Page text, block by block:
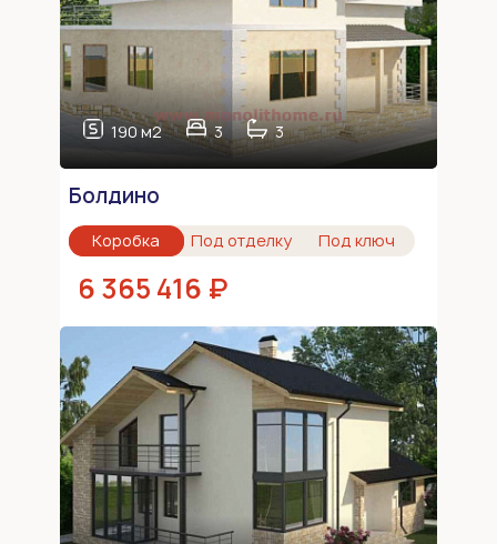
190 м2 3 3
Болдино
Коробка Под отделку Под ключ
6 365 416 ₽